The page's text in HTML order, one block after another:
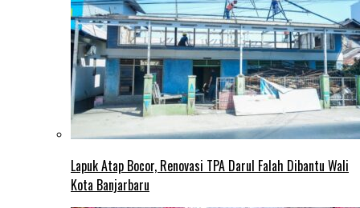
Lapuk Atap Bocor, Renovasi TPA Darul Falah Dibantu Wali
Kota Banjarbaru